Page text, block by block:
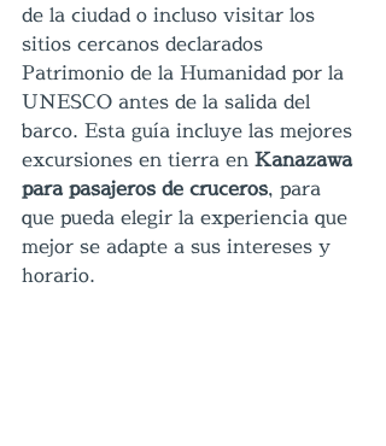
de la ciudad o incluso visitar los
sitios cercanos declarados
Patrimonio de la Humanidad por la
UNESCO antes de la salida del
barco. Esta guía incluye las mejores
excursiones en tierra en Kanazawa
para pasajeros de cruceros, para
que pueda elegir la experiencia que
mejor se adapte a sus intereses y
horario.